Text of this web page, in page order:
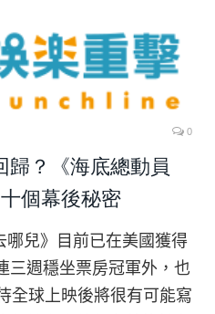
0
歸？《海底總動員
個幕後秘密
哪兒》目前已在美國獲得
三週穩坐票房冠軍外，也
全球上映後將很有可能寫